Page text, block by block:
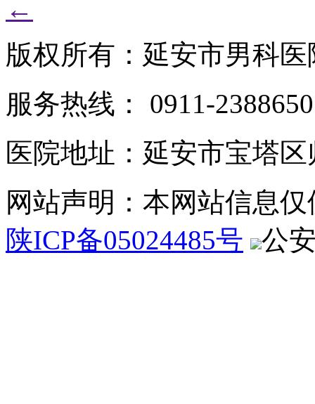
←
版权所有：延安市男科医
服务热线： 0911-2388650
医院地址：延安市宝塔
网站声明：本网站信息
陕ICP备05024485号
公